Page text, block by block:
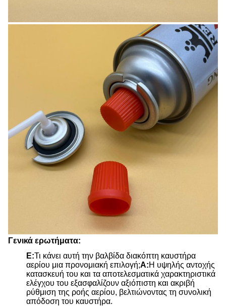
Γενικά ερωτήματα:
Ε:Τι κάνει αυτή την βαλβίδα διακόπτη καυστήρα
αερίου μια προνομιακή επιλογή;Α:Η υψηλής αντοχής
κατασκευή του και τα αποτελεσματικά χαρακτηριστικά
ελέγχου του εξασφαλίζουν αξιόπιστη και ακριβή
ρύθμιση της ροής αερίου, βελτιώνοντας τη συνολική
απόδοση του καυστήρα.